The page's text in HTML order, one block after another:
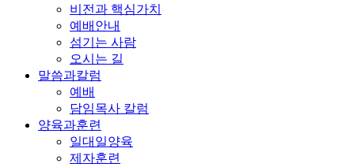
비전과 핵심가치
예배안내
섬기는 사람
오시는 길
말씀과칼럼
예배
담임목사 칼럼
양육과훈련
일대일양육
제자훈련